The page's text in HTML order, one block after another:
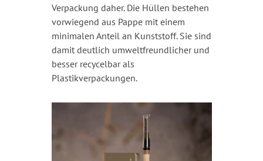
Verpackung daher. Die Hüllen bestehen
vorwiegend aus Pappe mit einem
minimalen Anteil an Kunststoff. Sie sind
damit deutlich umweltfreundlicher und
besser recycelbar als
Plastikverpackungen.